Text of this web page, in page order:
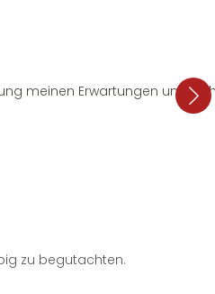
meinen Erwartungen und
zu begutachten.